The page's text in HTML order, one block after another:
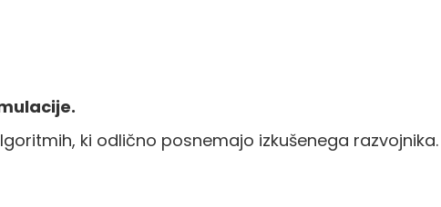
ki odlično posnemajo izkušenega razvojnika.